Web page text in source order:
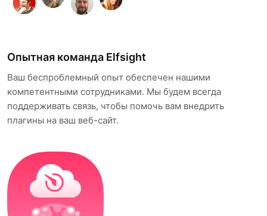
Опытная команда Elfsight
Ваш беспроблемный опыт обеспечен нашими
компетентными сотрудниками. Мы будем всегда
поддерживать связь, чтобы помочь вам внедрить
плагины на ваш веб-сайт.